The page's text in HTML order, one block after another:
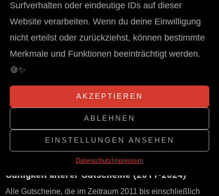
Surfverhalten oder eindeutige IDs auf dieser
Website verarbeiten. Wenn du deine Einwilligung
nicht erteilst oder zurückziehst, können bestimmte
Merkmale und Funktionen beeinträchtigt werden.
🍪✨
AKZEPTIEREN
ABLEHNEN
EINSTELLUNGEN ANSEHEN
DatenschutzImpressum
Gültigkeit älterer Gutscheine (2011-2024)
Alle Gutscheine, die im Zeitraum 2011 bis einschließlich